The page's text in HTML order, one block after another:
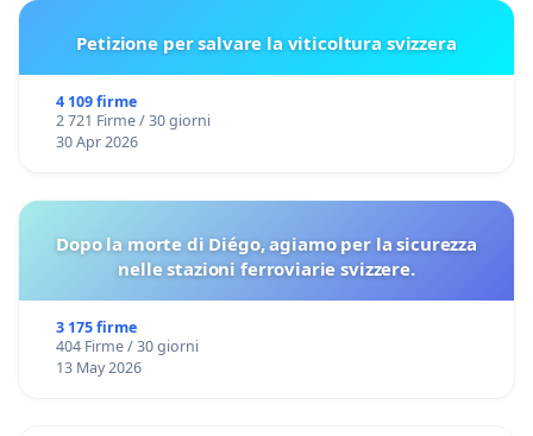
Petizione per salvare la viticoltura svizzera
4 109 firme
2 721 Firme / 30 giorni
30 Apr 2026
Dopo la morte di Diégo, agiamo per la sicurezza
nelle stazioni ferroviarie svizzere.
3 175 firme
404 Firme / 30 giorni
13 May 2026